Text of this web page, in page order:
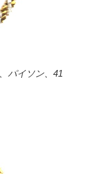
パイソン、41